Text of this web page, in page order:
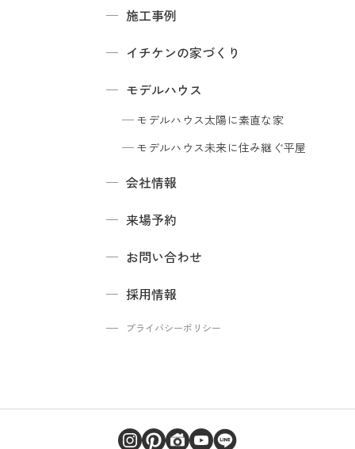
施工事例
イチケンの家づくり
モデルハウス
モデルハウス太陽に素直な家
モデルハウス未来に住み継ぐ平屋
会社情報
来場予約
お問い合わせ
採用情報
プライバシーポリシー